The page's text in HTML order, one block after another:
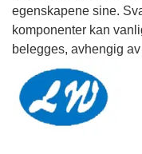
egenskapene sine.
komponenter kan
belegges, avhengig